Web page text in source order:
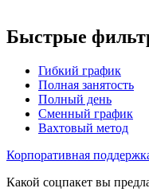
Быстрые
Гибкий график
Полная занятость
Полный день
Сменный график
Вахтовый метод
Корпоративная
Какой соцпакет вы